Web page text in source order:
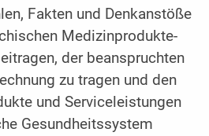
Fakten und Denkanstöße
Medizinprodukte-
der beanspruchten
zu tragen und den
und Serviceleistungen
Gesundheitssystem